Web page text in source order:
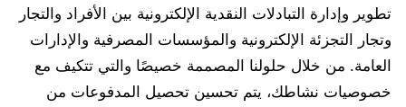
تطوير وإدارة التبادلات النقدية الإلكترونية بين الأفراد والتجار
وتجار التجزئة الإلكترونية والمؤسسات المصرفية والإدارات
العامة. من خلال حلولنا المصممة خصيصًا والتي تتكيف مع
خصوصيات نشاطك، يتم تحسين تحصيل المدفوعات من